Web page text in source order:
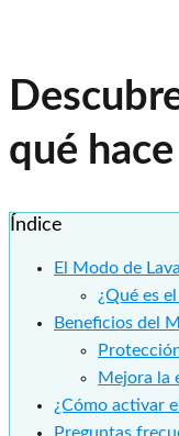
qué
Índice
El Modo de
¿Qué es
Beneficios del
Mejora la
¿Cómo activar